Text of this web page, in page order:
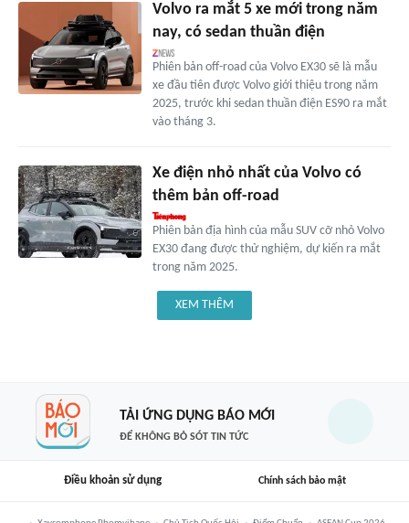
Volvo ra mắt 5 xe mới trong năm
nay, có sedan thuần điện
Phiên bản off-road của Volvo EX30 sẽ là mẫu
xe đầu tiên được Volvo giới thiệu trong năm
2025, trước khi sedan thuần điện ES90 ra mắt
vào tháng 3.
Xe điện nhỏ nhất của Volvo có
thêm bản off-road
Phiên bản địa hình của mẫu SUV cỡ nhỏ Volvo
EX30 đang được thử nghiệm, dự kiến ra mắt
trong năm 2025.
XEM THÊM
TẢI ỨNG DỤNG BÁO MỚI
ĐỂ KHÔNG BỎ SÓT TIN TỨC
Điều khoản sử dụng Chính sách bảo mật